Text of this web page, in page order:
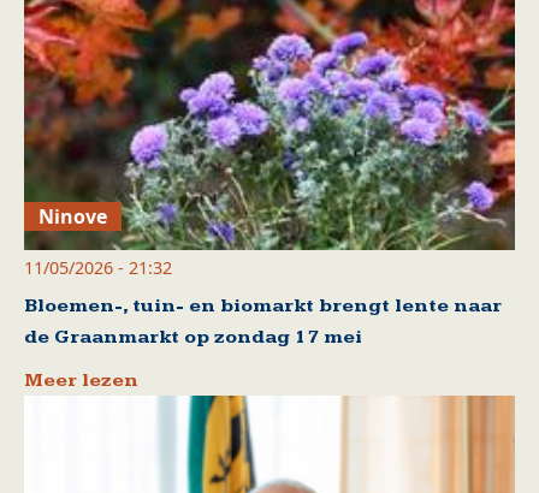
Ninove
11/05/2026 - 21:32
Bloemen-, tuin- en biomarkt brengt lente naar
de Graanmarkt op zondag 17 mei
Meer lezen